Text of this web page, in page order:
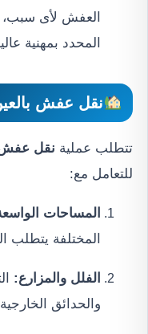
العفش لأى سبب،
المحدد بمهنية
نقل عفش
تتطلب عملية نقل عفش
للتعامل مع:
المساحات
المختلفة يتطلب
الفلل والمزارع:
والحدائق